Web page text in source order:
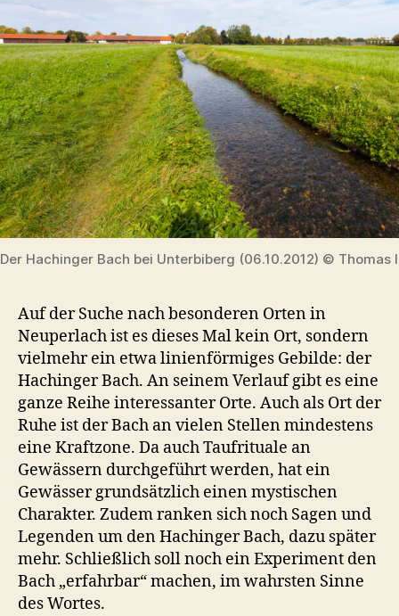
Der Hachinger Bach bei Unterbiberg (06.10.2012) © Thomas
Auf der Suche nach besonderen Orten in
Neuperlach ist es dieses Mal kein Ort, sondern
vielmehr ein etwa linienförmiges Gebilde: der
Hachinger Bach. An seinem Verlauf gibt es eine
ganze Reihe interessanter Orte. Auch als Ort der
Ruhe ist der Bach an vielen Stellen mindestens
eine Kraftzone. Da auch Taufrituale an
Gewässern durchgeführt werden, hat ein
Gewässer grundsätzlich einen mystischen
Charakter. Zudem ranken sich noch Sagen und
Legenden um den Hachinger Bach, dazu später
mehr. Schließlich soll noch ein Experiment den
Bach „erfahrbar“ machen, im wahrsten Sinne
des Wortes.